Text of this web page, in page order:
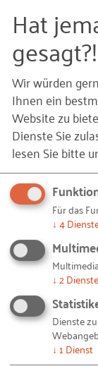
STADT
Ich
Ja, ich
Wirkung
nord.de
Produkte,
Hat
gesagt?!
Wir würden
Ihnen ein
Website zu
Dienste Sie
lesen Sie bitte
Für das
↓ 4
↓ 2Dienste
Dienste
↓ 1 Dienst